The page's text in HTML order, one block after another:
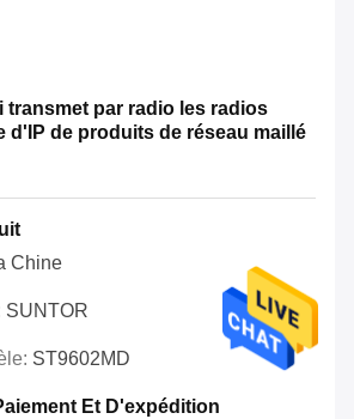
transmet par radio les radios
d'IP de produits de réseau maillé
Chine
SUNTOR
ST9602MD
Et D'expédition